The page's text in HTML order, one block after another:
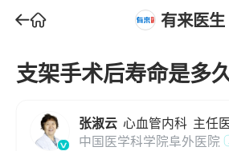
有来医生
支架手术后寿命是多
张淑云 心血管内科 主任
中国医学科学院阜外医院